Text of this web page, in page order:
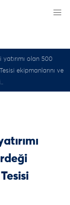
olan 500
ekipmanlarını ve